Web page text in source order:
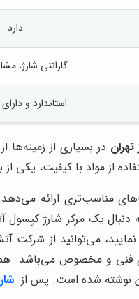
دارد
گارانتی شارژ،
استاندارد و
در بسیاری از
مواد با کیفیت، یکی از
مناسب‌تری ارائه
دنبال یک مرکز شارژ
می‌توانید از شرکت
فنی و مخصوص می‌باشد.
نوشته شده است. پس از